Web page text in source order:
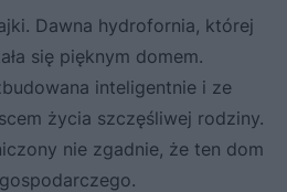
Dawna hydrofornia, której
się pięknym domem.
inteligentnie i ze
życia szczęśliwej rodziny.
nie zgadnie, że ten dom